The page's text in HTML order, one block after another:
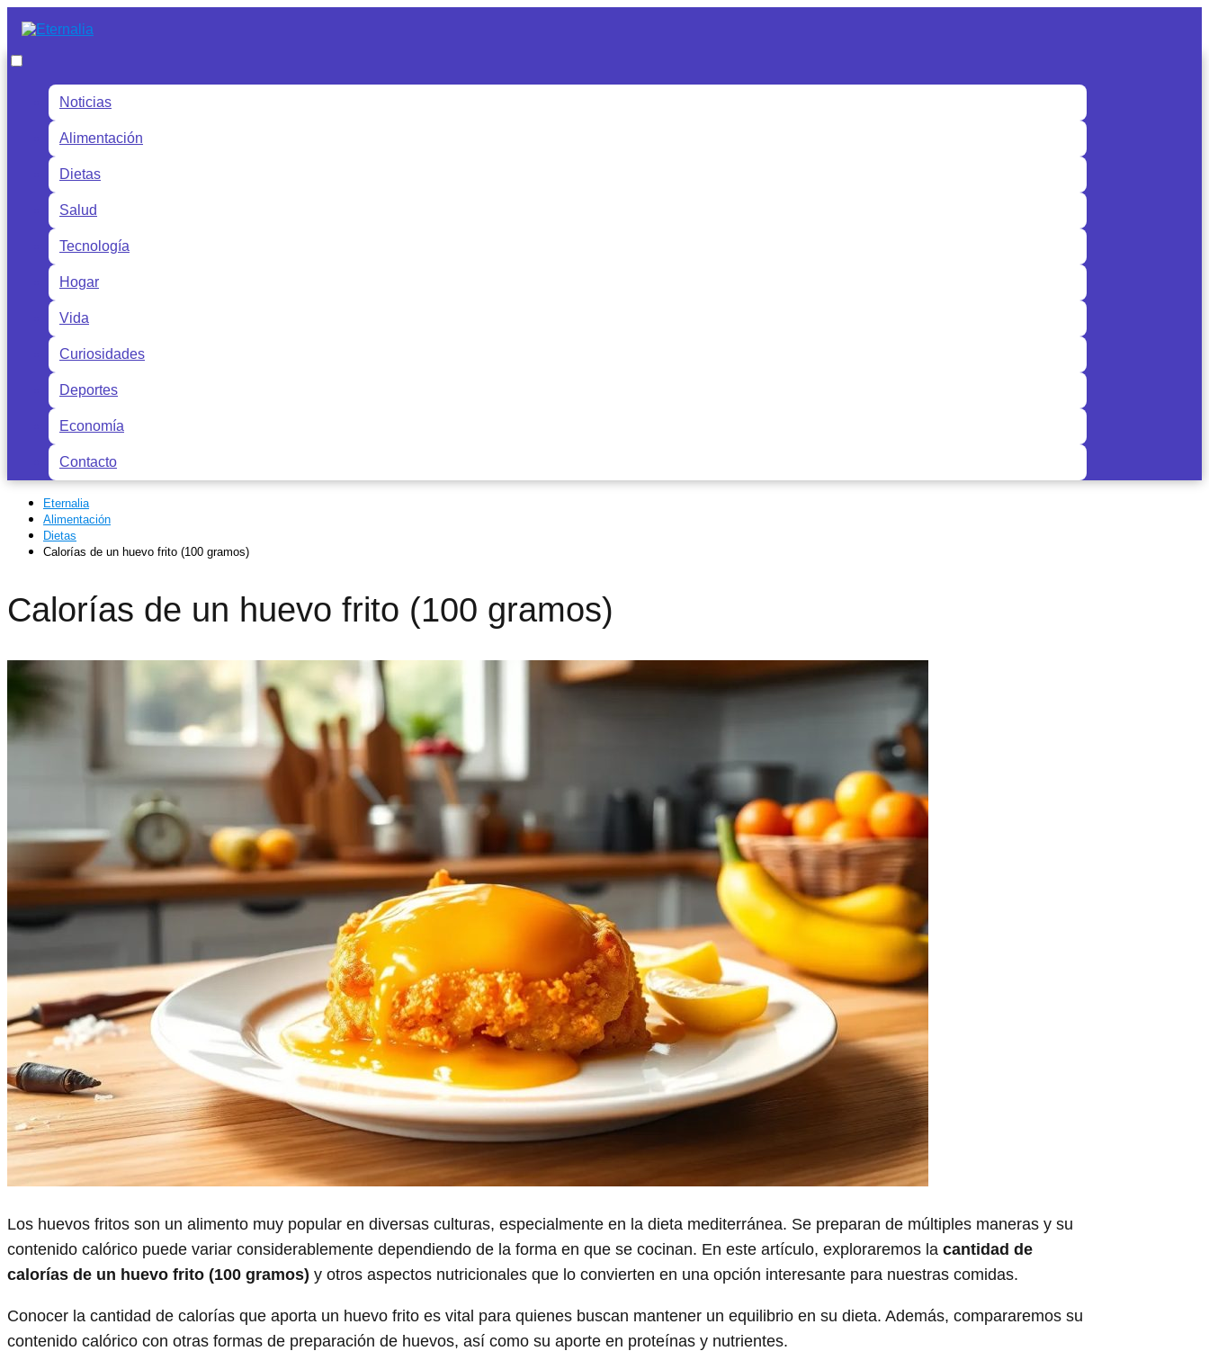
Noticias
Alimentación
Dietas
Salud
Tecnología
Hogar
Vida
Curiosidades
Deportes
Economía
Contacto
Eternalia
Alimentación
Dietas
Calorías de un huevo frito (100 gramos)
Calorías de un huevo frito (100 gramos)
Los huevos fritos son un alimento muy popular en diversas culturas, especialmente en la dieta mediterránea. Se preparan de múltiples maneras y su
contenido calórico puede variar considerablemente dependiendo de la forma en que se cocinan. En este artículo, exploraremos la cantidad de
calorías de un huevo frito (100 gramos) y otros aspectos nutricionales que lo convierten en una opción interesante para nuestras comidas.
Conocer la cantidad de calorías que aporta un huevo frito es vital para quienes buscan mantener un equilibrio en su dieta. Además, compararemos su
contenido calórico con otras formas de preparación de huevos, así como su aporte en proteínas y nutrientes.